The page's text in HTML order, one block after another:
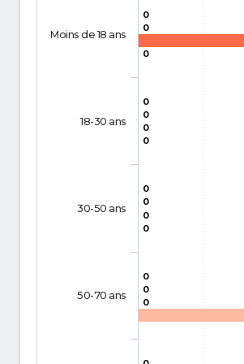
0
0
0
0
0
0
0
0
0
0
0
0
0
0
Moins de 18 ans
18-30 ans
30-50 ans
50-70 ans